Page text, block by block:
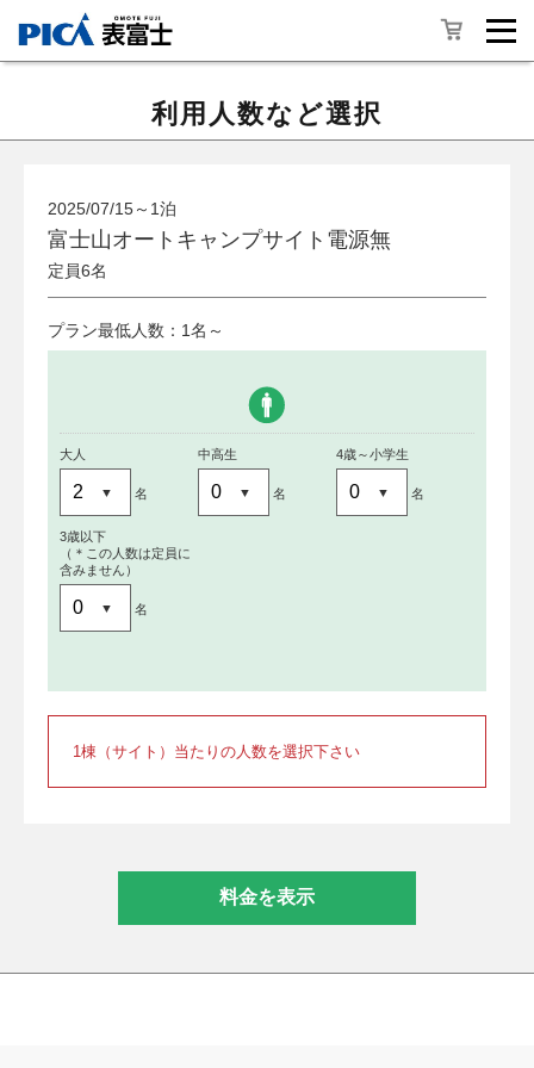
利用人数など選択
2025/07/15～1泊
富士山オートキャンプサイト電源無
定員6名
プラン最低人数：1名～
大人
名
中高生
名
4歳～小学生
名
3歳以下
（＊この人数は定員に
含みません）
名
1棟（サイト）当たりの人数を選択下さい
料金を表示